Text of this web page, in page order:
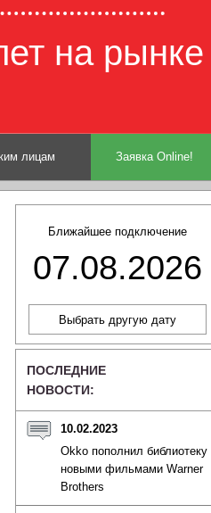
на рынке
лицам Заявка Online!
Ближайшее подключение
07.08.2026
ПОСЛЕДНИЕ
НОВОСТИ:
10.02.2023
Okko пополнил библиотеку
новыми фильмами Warner
Brothers